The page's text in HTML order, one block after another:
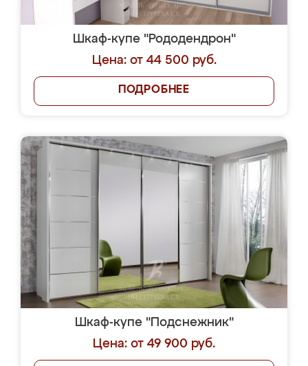
Шкаф-купе "Рододендрон"
Цена: от 44 500 руб.
ПОДРОБНЕЕ
Шкаф-купе "Подснежник"
Цена: от 49 900 руб.